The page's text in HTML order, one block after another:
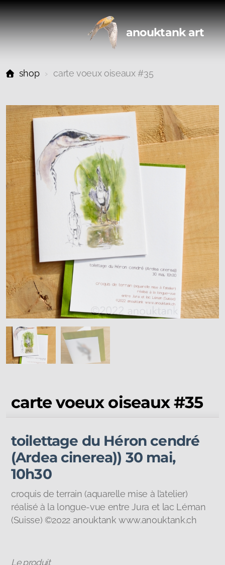
anouktank art
shop carte voeux oiseaux #35
carte voeux oiseaux #35
toilettage du Héron cendré
(Ardea cinerea)) 30 mai,
10h30
croquis de terrain (aquarelle mise à l’atelier)
réalisé à la longue-vue entre Jura et lac Léman
(Suisse) ©2022 anouktank www.anouktank.ch
Le produit